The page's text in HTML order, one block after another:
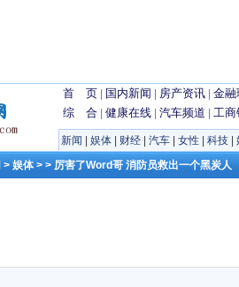
首 页 | 国内新闻 | 房产资讯 | 金融
综 合 | 健康在线 | 汽车频道 | 工商
新闻 娱体 财经 汽车 女性 科技
> 娱体> > 厉害了Word哥 消防员救出一个黑炭人